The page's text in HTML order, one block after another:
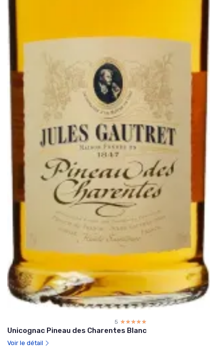
5 ☆☆☆☆☆
★★★★★
Unicognac Pineau des Charentes Blanc
Voir le détail